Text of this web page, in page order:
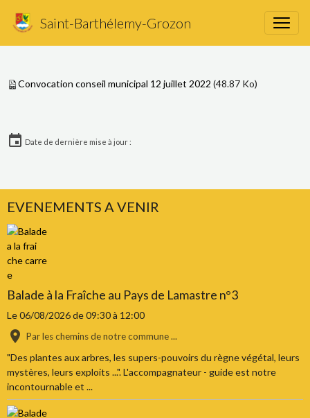
Saint-Barthélemy-Grozon
Réunion du 12 juillet 2022
Convocation conseil municipal 12 juillet 2022 (48.87 Ko)
Date de dernière mise à jour :
EVENEMENTS A VENIR
Balade à la Fraîche au Pays de Lamastre n°3
Le 06/08/2026de 09:30à 12:00
Par les chemins de notre commune ...
"Des plantes aux arbres, les supers-pouvoirs du règne végétal, leurs
mystères, leurs exploits ...". L'accompagnateur - guide est notre
incontournable et ...